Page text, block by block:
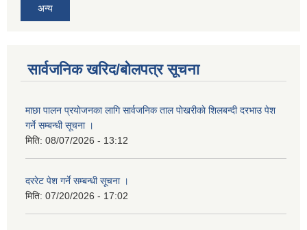
अन्य
सार्वजनिक खरिद/बोलपत्र सूचना
माछा पालन प्रयाेजनका लागि सार्वजनिक ताल पाेखरीकाे शिलबन्दी दरभाउ पेश
गर्ने सम्बन्धी सूचना ।
मिति: 08/07/2026 - 13:12
दररेट पेश गर्ने सम्बन्धी सूचना ।
मिति: 07/20/2026 - 17:02